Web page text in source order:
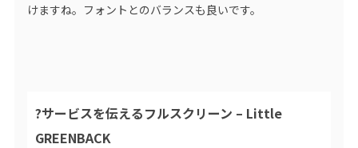
けますね。フォントとのバランスも良いです。
?サービスを伝えるフルスクリーン – Little
GREENBACK